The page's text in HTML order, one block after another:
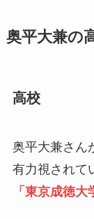
奥平大兼の
高校
奥平大兼さん
有力視されて
「東京成徳大